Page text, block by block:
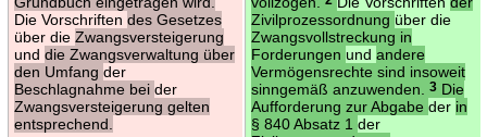
Die Vorschriften des Gesetzes
über die Zwangsversteigerung
und die Zwangsverwaltung über
den Umfang der
Beschlagnahme bei der
Zwangsversteigerung gelten
entsprechend.
Zivilprozessordnung über die
Zwangsvollstreckung in
Forderungen und andere
Vermögensrechte sind insoweit
sinngemäß anzuwenden.
3Die
Aufforderung zur Abgabe der in
§ 840 Absatz 1 der